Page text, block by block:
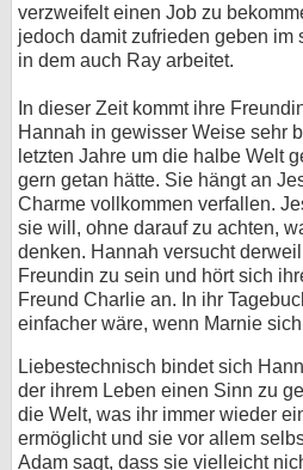
verzweifelt einen Job zu
jedoch damit zufrieden geben im
in dem auch Ray arbeitet.
In dieser Zeit kommt ihre
Hannah in gewisser Weise sehr
letzten Jahre um die halbe Welt
gern getan hätte. Sie hängt an
Charme vollkommen verfallen.
sie will, ohne darauf zu achten,
denken. Hannah versucht
Freundin zu sein und hört sich
Freund Charlie an. In ihr
einfacher wäre, wenn Marnie
Liebestechnisch bindet sich
der ihrem Leben einen Sinn zu
die Welt, was ihr immer wieder
ermöglicht und sie vor allem
Adam sagt, dass sie vielleicht